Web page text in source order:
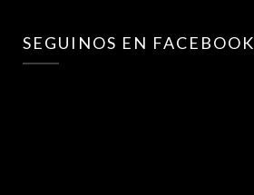
SEGUINOS EN FACEBOOK